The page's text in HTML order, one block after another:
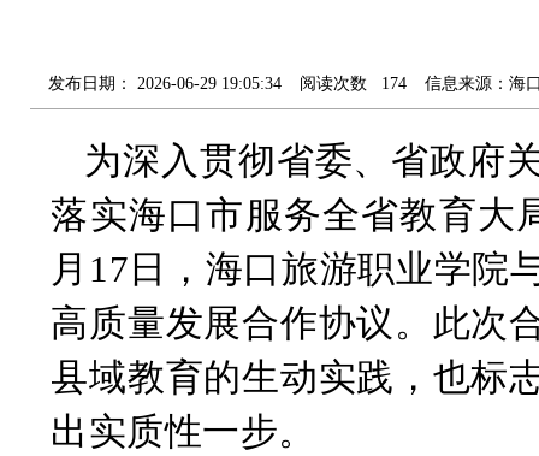
发布日期： 2026-06-29 19:05:34 阅读次数 174 信息来源： 海
为深入贯彻省委、省政府
落实海口市服务全省教育大
月17日，海口旅游职业学院
高质量发展合作协议。此次
县域教育的生动实践，也标
出实质性一步。